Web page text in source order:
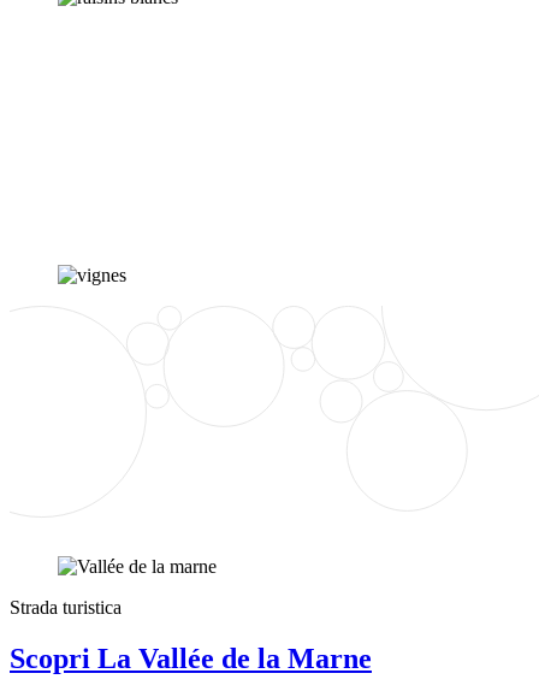
Strada turistica
Scopri La Vallée de la Marne